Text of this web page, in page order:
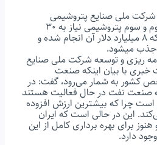
شرکت ملی صنایع پتروشیمی
گفت:برای تکمیل جهش دوم و سوم پتروشیمی نیاز به ۳۰
میلیارد دلار سرمایه است که ۸ میلیارد دلار آن انجام شده و
جذب میشود.
ریزی و توسعه شرکت ملی صنایع
با بیان اینکه صنعت
کشور به شمار می‌رود، گفت: در
صنعت نفت در حال فعالیت هستند
چرا که بیشترین ارزش افزوده
این در حالی است که ایران
برای بهره برداری کامل از این
دارد.